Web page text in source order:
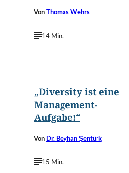
VonThomas Wehrs
14 Min.
„Diversity ist eine
Management-
Aufgabe!“
Von Dr. Beyhan Şentürk
15 Min.